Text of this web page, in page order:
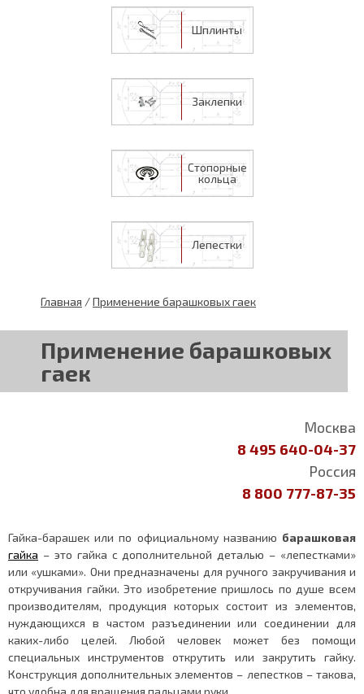
Шплинты
Заклепки
Стопорные
кольца
Лепестки
Главная /Применение барашковых гаек
Применение барашковых
гаек
Москва
8 495 640-04-37
Россия
8 800 777-87-35
Гайка-барашек или по официальному названию барашковая
гайка – это гайка с дополнительной деталью – «лепестками»
или «ушками». Они предназначены для ручного закручивания и
откручивания гайки. Это изобретение пришлось по душе всем
производителям, продукция которых состоит из элементов,
нуждающихся в частом разъединении или соединении для
каких-либо целей. Любой человек может без помощи
специальных инструментов открутить или закрутить гайку.
Конструкция дополнительных элементов – лепестков – такова,
что удобна для вращения пальцами руки.